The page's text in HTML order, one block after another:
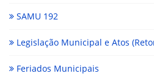
SAMU 192
Legislação Municipal e Atos
Feriados Municipais